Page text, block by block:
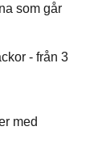
som går
- från 3
med